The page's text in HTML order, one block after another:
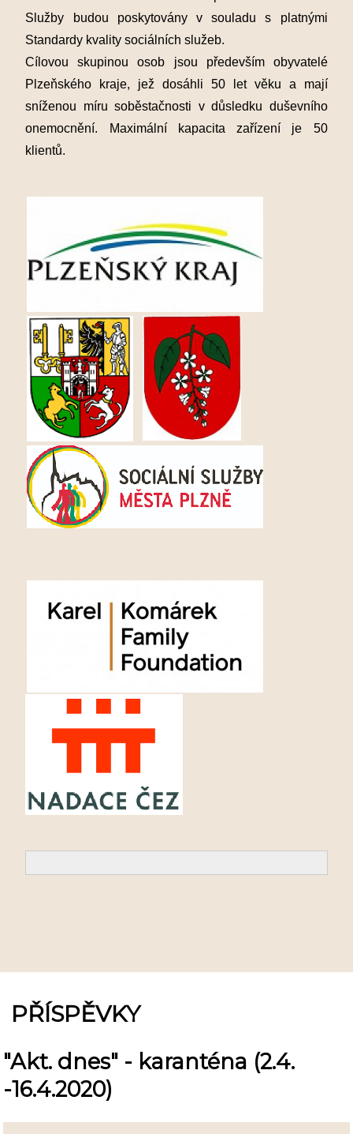
Služby budou poskytovány v souladu s platnými
Standardy kvality sociálních služeb.
Cílovou skupinou osob jsou především obyvatelé
Plzeňského kraje, jež dosáhli 50 let věku a mají
sníženou míru soběstačnosti v důsledku duševního
onemocnění. Maximální kapacita zařízení je 50
klientů.
PŘÍSPĚVKY
"Akt. dnes" - karanténa (2.4.
-16.4.2020)